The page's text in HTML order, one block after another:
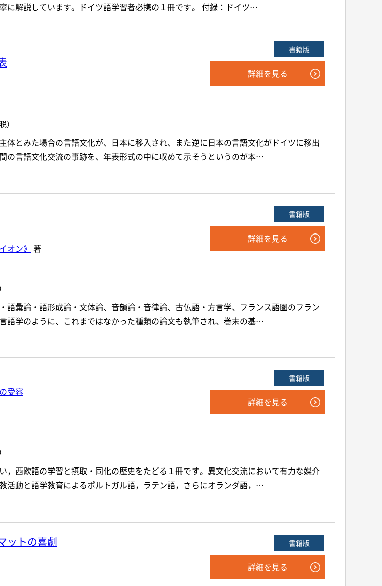
に解説しています。ドイツ語学習者必携の１冊です。 付録：ドイツ…
）
体とみた場合の言語文化が、日本に移入され、また逆に日本の言語文化がドイツに移出
の言語文化交流の事跡を、年表形式の中に収めて示そうというのが本…
書籍版
詳細を見る
オン》 著
語彙論・語形成論・文体論、音韻論・音律論、古仏語・方言学、フランス語圏のフラン
語学のように、これまではなかった種類の論文も執筆され、巻末の基…
書籍版
詳細を見る
受容
，西欧語の学習と摂取・同化の歴史をたどる１冊です。異文化交流において有力な媒介
活動と語学教育によるポルトガル語，ラテン語，さらにオランダ語，…
書籍版
詳細を見る
ットの喜劇 書籍版
詳細を見る